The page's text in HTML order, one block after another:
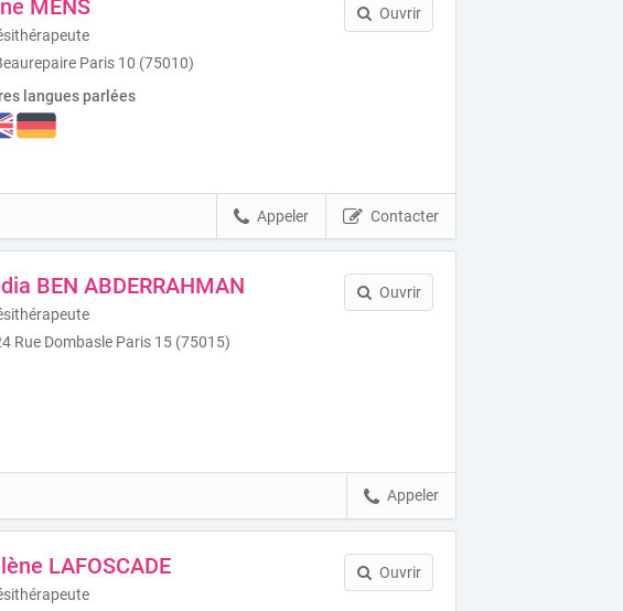
MENS
Paris 10 (75010)
langues parlées
Ouvrir
Contacter
Appeler
BEN ABDERRAHMAN
Rue Dombasle Paris 15 (75015)
Ouvrir
Appeler
LAFOSCADE Ouvrir